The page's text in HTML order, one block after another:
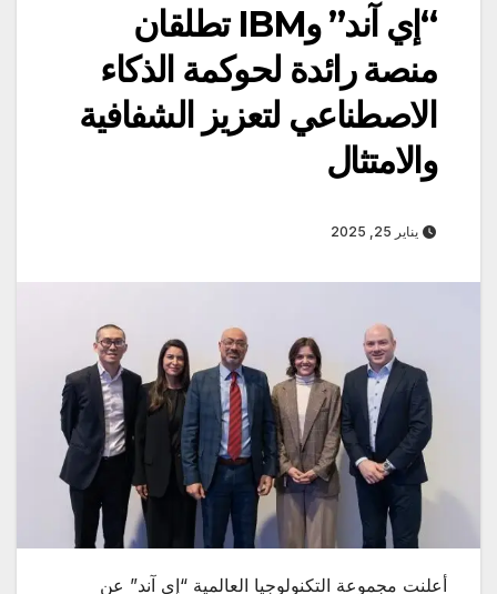
“إي آند” وIBM تطلقان
منصة رائدة لحوكمة الذكاء
الاصطناعي لتعزيز الشفافية
والامتثال
يناير 25, 2025
أعلنت مجموعة التكنولوجيا العالمية “إي آند” عن